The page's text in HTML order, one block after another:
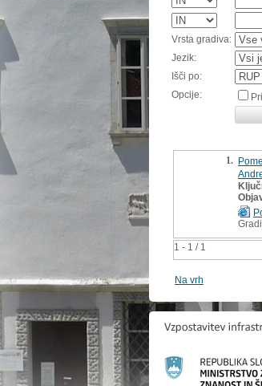
Vrsta gradiva:
Jezik:
Išči po:
Opcije:
1 - 1 / 1
1.
Na vrh